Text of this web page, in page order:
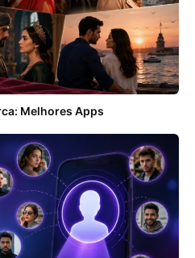
Melhores Apps